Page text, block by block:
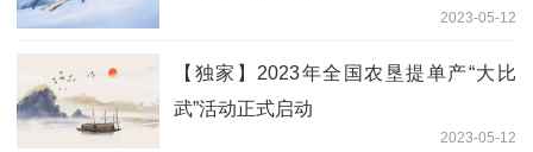
2023-05-12
【独家】2023年全国农垦提单产“大比
武”活动正式启动
2023-05-12